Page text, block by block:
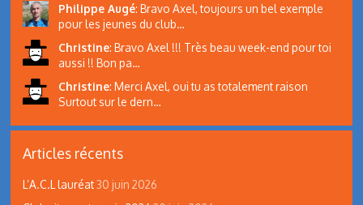
Philippe Augé: Bravo Axel, toujours un bel exemple
pour les jeunes du club…
Christine: Bravo Axel !!! Très beau week-end pour toi
aussi !! Bon pa…
Christine: Merci Axel, oui tu as totalement raison
Surtout sur le dern…
Articles récents
L’A.C.L lauréat 30 juin 2026